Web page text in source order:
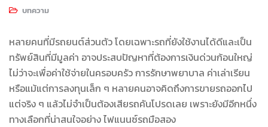
บทความ
หลายคนที่มีรถยนต์ส่วนตัว โดยเฉพาะรถที่ยังใช้งานได้ดีและเป็น
ทรัพย์สินที่มีมูลค่า อาจประสบปัญหาที่ต้องการเงินด่วนก้อนใหญ่
ไม่ว่าจะเพื่อค่าใช้จ่ายในครอบครัว การรักษาพยาบาล ค่าเล่าเรียน
หรือแม้แต่การลงทุนเล็ก ๆ หลายคนอาจคิดถึงการขายรถออกไป
แต่จริง ๆ แล้วไม่จำเป็นต้องเสียรถคันโปรดเลย เพราะยังมีอีกหนึ่ง
ทางเลือกที่น่าสนใจอย่าง ไฟแนนซ์รถมือสอง